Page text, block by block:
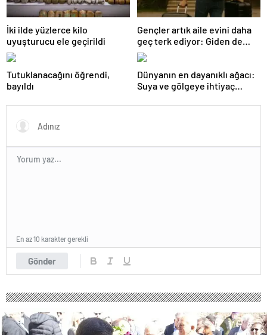
İki ilde yüzlerce kilo
uyuşturucu ele geçirildi
Gençler artık aile evini daha
geç terk ediyor: Giden de
geri dönüyor
Tutuklanacağını öğrendi,
bayıldı
Dünyanın en dayanıklı ağacı:
Suya ve gölgeye ihtiyaç
veriyor!
Gönder
En az 10 karakter gerekli